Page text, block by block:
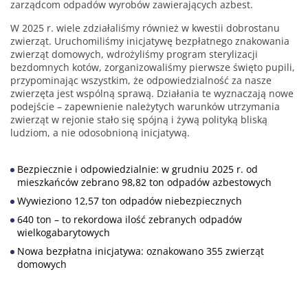
zarządcom odpadów wyrobów zawierających azbest.
W 2025 r. wiele zdziałaliśmy również w kwestii dobrostanu
zwierząt. Uruchomiliśmy inicjatywę bezpłatnego znakowania
zwierząt domowych, wdrożyliśmy program sterylizacji
bezdomnych kotów, zorganizowaliśmy pierwsze święto pupili,
przypominając wszystkim, że odpowiedzialność za nasze
zwierzęta jest wspólną sprawą. Działania te wyznaczają nowe
podejście – zapewnienie należytych warunków utrzymania
zwierząt w rejonie stało się spójną i żywą polityką bliską
ludziom, a nie odosobnioną inicjatywą.
Bezpiecznie i odpowiedzialnie: w grudniu 2025 r. od
mieszkańców zebrano 98,82 ton odpadów azbestowych
Wywieziono 12,57 ton odpadów niebezpiecznych
640 ton – to rekordowa ilość zebranych odpadów
wielkogabarytowych
Nowa bezpłatna inicjatywa: oznakowano 355 zwierząt
domowych